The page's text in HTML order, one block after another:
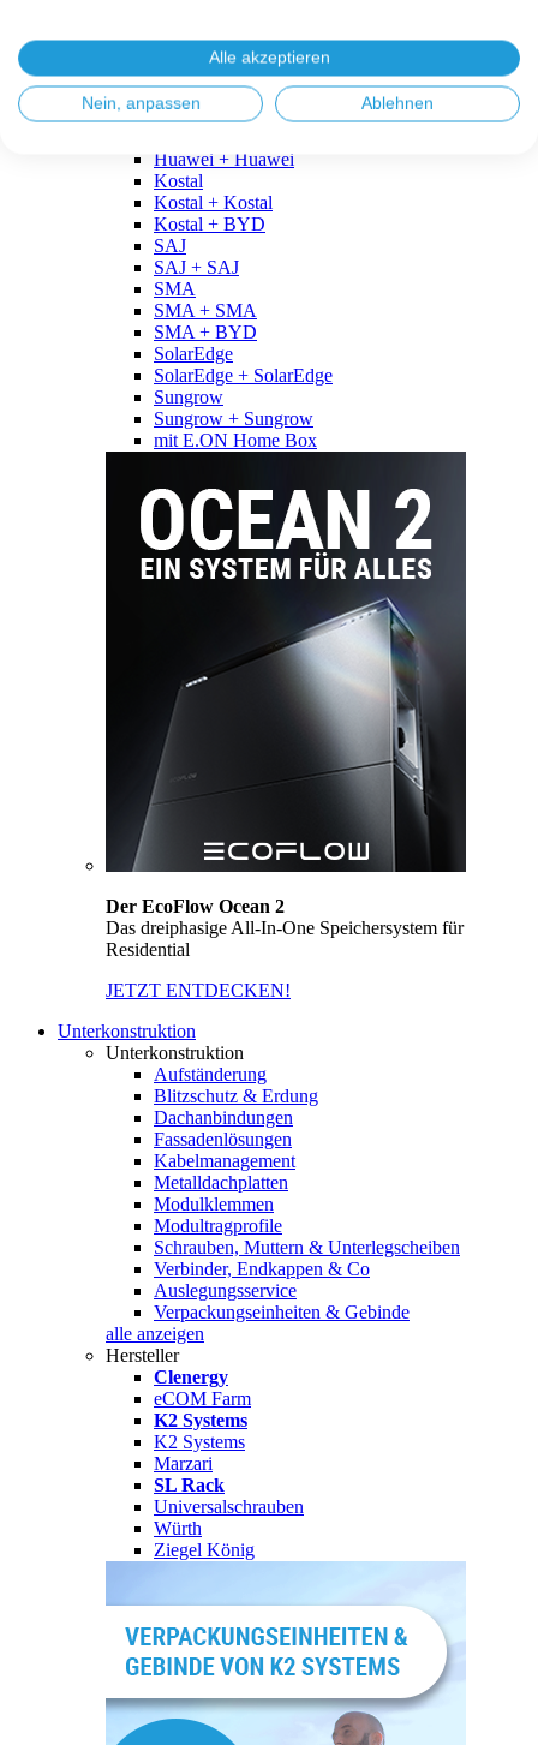
Fronius + BYD
GoodWe
GoodWe + GoodWe
GoodWe + BYD
Huawei + Huawei
Kostal
Kostal + Kostal
Kostal + BYD
SAJ
SAJ + SAJ
SMA
SMA + SMA
SMA + BYD
SolarEdge
SolarEdge + SolarEdge
Sungrow
Sungrow + Sungrow
mit E.ON Home Box
Der EcoFlow Ocean 2
Das dreiphasige All-In-One Speichersystem für
Residential
JETZT ENTDECKEN!
Unterkonstruktion
Unterkonstruktion
Aufständerung
Blitzschutz & Erdung
Dachanbindungen
Fassadenlösungen
Kabelmanagement
Metalldachplatten
Modulklemmen
Modultragprofile
Schrauben, Muttern & Unterlegscheiben
Verbinder, Endkappen & Co
Auslegungsservice
Verpackungseinheiten & Gebinde
alle anzeigen
Hersteller
Clenergy
eCOM Farm
K2 Systems
K2 Systems
Marzari
SL Rack
Universalschrauben
Würth
Ziegel König
Alle akzeptieren
Nein, anpassen Ablehnen